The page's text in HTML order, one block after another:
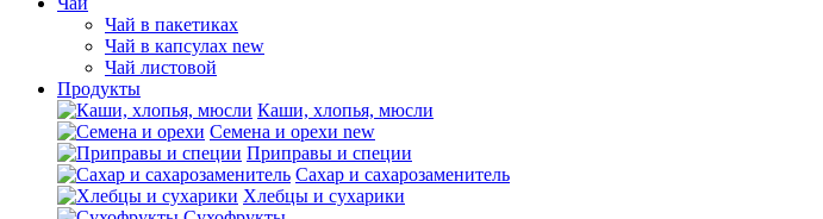
Чай в пакетиках
Чай в капсулах new
Чай листовой
Продукты
Каши, хлопья, мюсли
Семена и орехи new
Приправы и специи
Сахар и сахарозаменитель
Хлебцы и сухарики